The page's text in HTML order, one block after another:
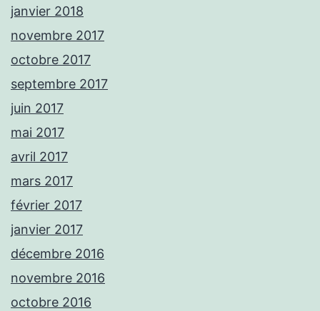
janvier 2018
novembre 2017
octobre 2017
septembre 2017
juin 2017
mai 2017
avril 2017
mars 2017
février 2017
janvier 2017
décembre 2016
novembre 2016
octobre 2016